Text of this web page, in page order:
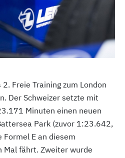
Freie Training zum London
Der Schweizer setzte mit
Minuten einen neuen
Park (zuvor 1:23.642,
E an diesem
Mal fährt. Zweiter wurde